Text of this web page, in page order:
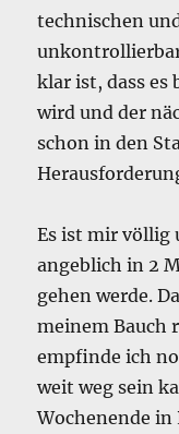
technischen
klar ist, dass
wird und der
schon in den
Es ist mir völlig
angeblich in 2
gehen werde.
meinem Bauch
empfinde ich
weit weg sein
Wochenende in